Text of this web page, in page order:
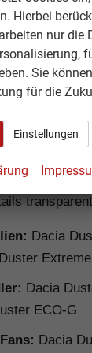
Reimport
Käufer, die
prüft
Dacia
Extreme
Dacia
ECO-G
Dacia
Hierbei
nur die
Sie
für die
Einstellungen